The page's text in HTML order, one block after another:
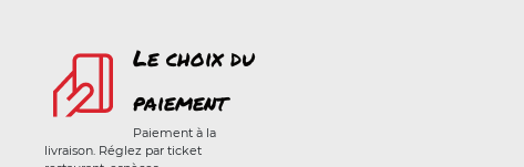
Le choix du
paiement
Paiement à la
livraison. Réglez par ticket